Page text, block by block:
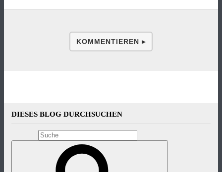
KOMMENTIEREN ▸
DIESES BLOG DURCHSUCHEN